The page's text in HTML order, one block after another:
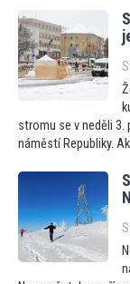
stromu se v neděli
náměstí Republiky.